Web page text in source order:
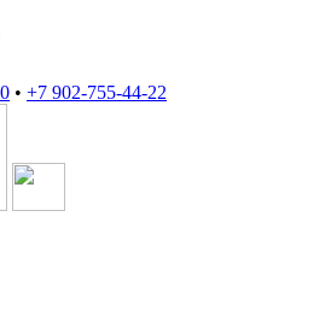
• +7 902-755-44-22